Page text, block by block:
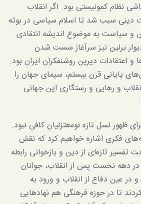
نظام کمونیستی بود. اگر انقلاب
دینی سبب شد تا اسلام سیاسی در بوته
و سیاست به موضوع اندیشه انتقادی
برلین نیز سرآغاز سست شدن
و اعتقادات دیرین روشنفکران ایران بود.
پایانی قرن بیستم، سیمای جهان را
و رهایی و رستگاری این جهانی
ظهور نسل تازه نومعتزلیان کافی نبود.
فکری اشاره خواهیم کرد که نقش
تازه‌ای از دین و بازخوانی رابطه
دهه نخست پس از انقلاب، جوانان
در عین دفاع از انقلاب و ورود به
تا در حوزه فرهنگی هم نهادهایی